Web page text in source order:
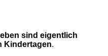
sind eigentlich
Kindertagen.